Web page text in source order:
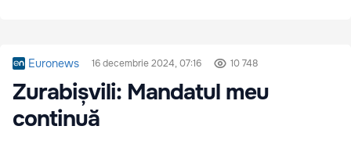
Euronews 16 decembrie 2024, 07:16 10 748
Zurabișvili: Mandatul meu
continuă